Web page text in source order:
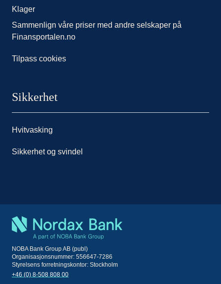
Klager
Sammenlign våre priser med andre selskaper på
Finansportalen.no
Tilpass cookies
Sikkerhet
Hvitvasking
Sikkerhet og svindel
NOBA Bank Group AB (publ)
Organisasjonsnummer: 556647-7286
Styrelsens forretningskontor: Stockholm
+46 (0) 8-508 808 00